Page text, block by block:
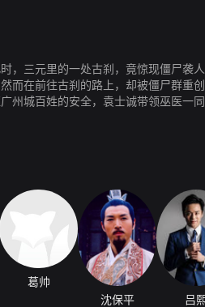
，三元里的一处古刹，竟惊现僵尸
而在前往古刹的路上，却被僵尸群重
州城百姓的安全，袁士诚带领巫医一
葛帅
沈保平
吕